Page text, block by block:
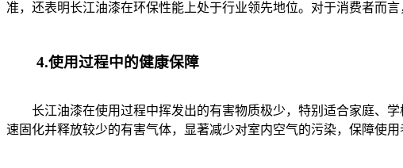
准，还表明长江油漆在环保性能上处于行业领先地位。对于消费者而
4.使用过程中的健康保障
长江油漆在使用过程中挥发出的有害物质极少，特别适合家庭、学
速固化并释放较少的有害气体，显著减少对室内空气的污染，保障使用